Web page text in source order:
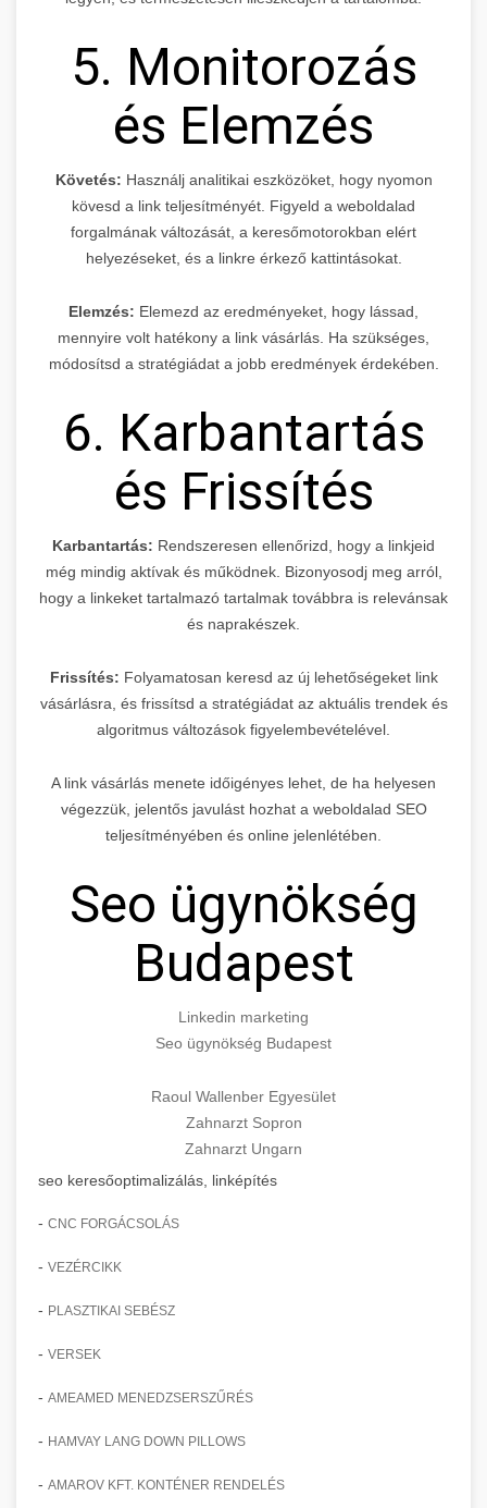
5. Monitorozás
és Elemzés
Követés: Használj analitikai eszközöket, hogy nyomon
kövesd a link teljesítményét. Figyeld a weboldalad
forgalmának változását, a keresőmotorokban elért
helyezéseket, és a linkre érkező kattintásokat.
Elemzés: Elemezd az eredményeket, hogy lássad,
mennyire volt hatékony a link vásárlás. Ha szükséges,
módosítsd a stratégiádat a jobb eredmények érdekében.
6. Karbantartás
és Frissítés
Karbantartás: Rendszeresen ellenőrizd, hogy a linkjeid
még mindig aktívak és működnek. Bizonyosodj meg arról,
hogy a linkeket tartalmazó tartalmak továbbra is relevánsak
és naprakészek.
Frissítés: Folyamatosan keresd az új lehetőségeket link
vásárlásra, és frissítsd a stratégiádat az aktuális trendek és
algoritmus változások figyelembevételével.
A link vásárlás menete időigényes lehet, de ha helyesen
végezzük, jelentős javulást hozhat a weboldalad SEO
teljesítményében és online jelenlétében.
Seo ügynökség
Budapest
Linkedin marketing
Seo ügynökség Budapest
Raoul Wallenber Egyesület
Zahnarzt Sopron
Zahnarzt Ungarn
seo keresőoptimalizálás, linképítés
- CNC FORGÁCSOLÁS
- VEZÉRCIKK
- PLASZTIKAI SEBÉSZ
- VERSEK
- AMEAMED MENEDZSERSZŰRÉS
- HAMVAY LANG DOWN PILLOWS
- AMAROV KFT. KONTÉNER RENDELÉS